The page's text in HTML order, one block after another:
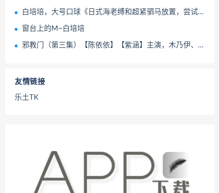
白培培，大号口球《日式海老缚和超紧驷马放置，尝试逃脱及访谈》小女孩两款5CM和5.5CM口球拉到最紧，口水止不住流，绑上超紧的驷马放置尝试自己解开
窗台上的M~白培培
邪教门（第三集）【陈依依】【紫涵】主演，木乃伊、全包、严厉拘束、抚摸玩弄、放置GC
友情链接
乐土TK